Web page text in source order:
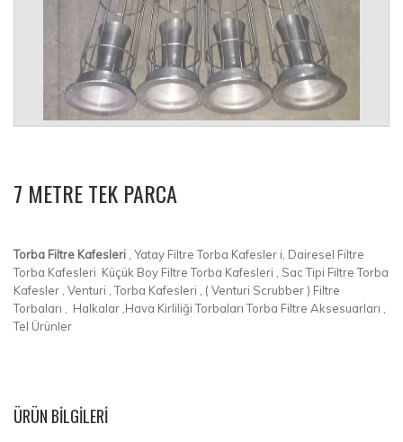
7 METRE TEK PARCA
Torba Filtre Kafesleri , Yatay Filtre Torba Kafesler i, Dairesel Filtre
Torba Kafesleri Küçük Boy Filtre Torba Kafesleri , Sac Tipi Filtre Torba
Kafesler , Venturi , Torba Kafesleri , ( Venturi Scrubber ) Filtre
Torbaları , Halkalar ,Hava Kirliliği Torbaları Torba Filtre Aksesuarları ,
Tel Ürünler
ÜRÜN BILGILERI